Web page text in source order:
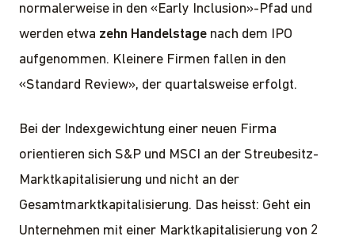
normalerweise in den «Early Inclusion»-Pfad und
werden etwa zehn Handelstage nach dem IPO
aufgenommen. Kleinere Firmen fallen in den
«Standard Review», der quartalsweise erfolgt.
Bei der Indexgewichtung einer neuen Firma
orientieren sich S&P und MSCI an der Streubesitz-
Marktkapitalisierung und nicht an der
Gesamtmarktkapitalisierung. Das heisst: Geht ein
Unternehmen mit einer Marktkapitalisierung von 2